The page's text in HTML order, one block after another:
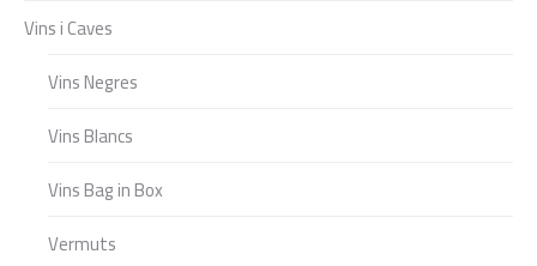
Vins i Caves
Vins Negres
Vins Blancs
Vins Bag in Box
Vermuts